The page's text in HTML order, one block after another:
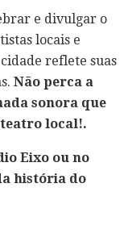
e divulgar o
locais e
reflete suas
Não perca a
sonora que
local!.
Eixo ou no
história do